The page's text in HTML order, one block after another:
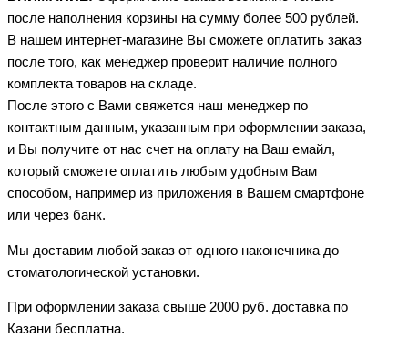
после наполнения корзины на сумму более 500 рублей.
В нашем интернет-магазине Вы сможете оплатить заказ
после того, как менеджер проверит наличие полного
комплекта товаров на складе.
После этого с Вами свяжется наш менеджер по
контактным данным, указанным при оформлении заказа,
и Вы получите от нас счет на оплату на Ваш емайл,
который сможете оплатить любым удобным Вам
способом, например из приложения в Вашем смартфоне
или через банк.
Мы доставим любой заказ от одного наконечника до
стоматологической установки.
При оформлении заказа свыше 2000 руб. доставка по
Казани бесплатна.